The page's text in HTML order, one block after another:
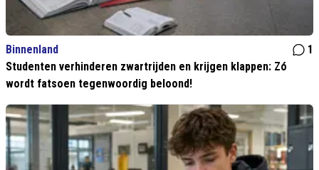
Binnenland
1
Studenten verhinderen zwartrijden en krijgen klappen: Zó
wordt fatsoen tegenwoordig beloond!